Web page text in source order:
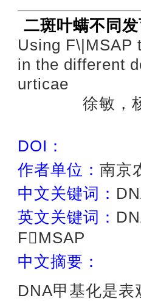
二斑叶螨不同
Using F\|MSAP
in the different
urticae
徐敏，
DOI：
作者单位： 南京
中文关键词：
英文关键词：
FMSAP
中文摘要：
DNA甲基化是